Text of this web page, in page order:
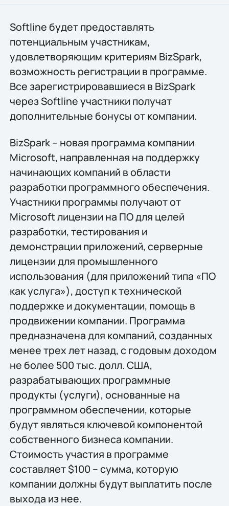
Softline будет предоставлять
потенциальным участникам,
удовлетворяющим критериям BizSpark,
возможность регистрации в программе.
Все зарегистрировавшиеся в BizSpark
через Softline участники получат
дополнительные бонусы от компании.
BizSpark – новая программа компании
Microsoft, направленная на поддержку
начинающих компаний в области
разработки программного обеспечения.
Участники программы получают от
Microsoft лицензии на ПО для целей
разработки, тестирования и
демонстрации приложений, серверные
лицензии для промышленного
использования (для приложений типа «ПО
как услуга»), доступ к технической
поддержке и документации, помощь в
продвижении компании. Программа
предназначена для компаний, созданных
менее трех лет назад, с годовым доходом
не более 500 тыс. долл. США,
разрабатывающих программные
продукты (услуги), основанные на
программном обеспечении, которые
будут являться ключевой компонентой
собственного бизнеса компании.
Стоимость участия в программе
составляет $100 – сумма, которую
компании должны будут выплатить после
выхода из нее.